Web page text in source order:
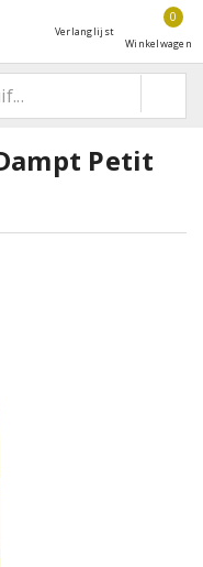
Verlanglijst
0
Winkelwagen
Petit